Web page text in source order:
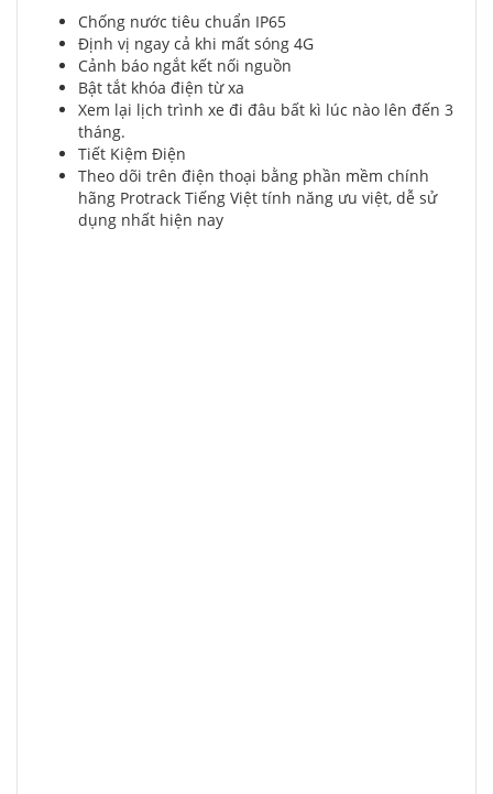
Chống nước tiêu chuẩn IP65
Định vị ngay cả khi mất sóng 4G
Cảnh báo ngắt kết nối nguồn
Bật tắt khóa điện từ xa
Xem lại lịch trình xe đi đâu bất kì lúc nào lên đến 3
tháng.
Tiết Kiệm Điện
Theo dõi trên điện thoại bằng phần mềm chính
hãng Protrack Tiếng Việt tính năng ưu việt, dễ sử
dụng nhất hiện nay